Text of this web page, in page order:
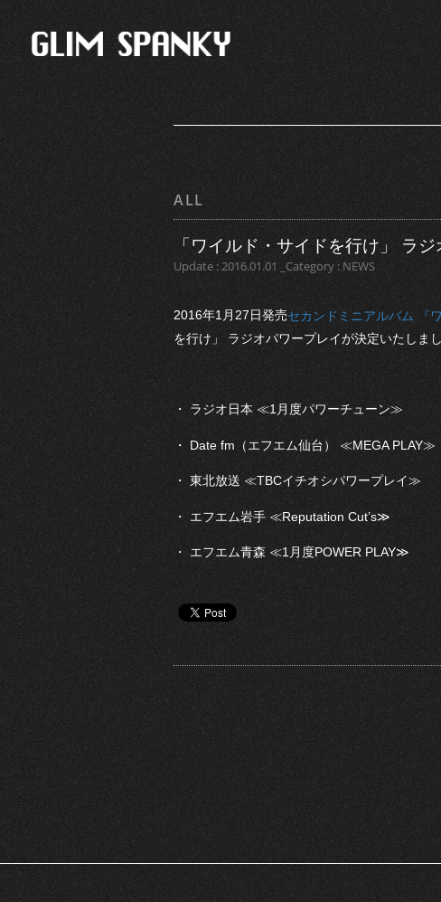
ALL
「ワイルド・サイドを行け」 ラ
Update : 2016.01.01 _Category : NEWS
2016年1月27日発売セカンドミニアルバム 『
を行け」 ラジオパワープレイが決定いたしまし
・ ラジオ日本 ≪1月度パワーチューン≫
・ Date fm（エフエム仙台） ≪MEGA PLAY≫
・ 東北放送 ≪TBCイチオシパワープレイ≫
・ エフエム岩手 ≪Reputation Cut’s≫
・ エフエム青森 ≪1月度POWER PLAY≫